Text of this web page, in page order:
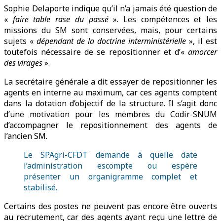
Sophie Delaporte indique qu’il n’a jamais été question de
« faire table rase du passé». Les compétences et les
missions du SM sont conservées, mais, pour certains
sujets « dépendant de la doctrine interministérielle », il est
toutefois nécessaire de se repositionner et d’« amorcer
des virages».
La secrétaire générale a dit essayer de repositionner les
agents en interne au maximum, car ces agents comptent
dans la dotation d’objectif de la structure. Il s’agit donc
d’une motivation pour les membres du Codir-SNUM
d’accompagner le repositionnement des agents de
l’ancien SM.
Le SPAgri-CFDT demande à quelle date
l’administration escompte ou espère
présenter un organigramme complet et
stabilisé.
Certains des postes ne peuvent pas encore être ouverts
au recrutement, car des agents ayant reçu une lettre de